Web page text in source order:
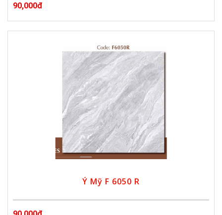
90,000đ
Ý Mỹ F 6050 R